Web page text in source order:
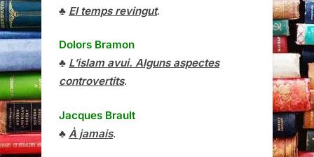
♣ El temps revingut.
Dolors Bramon
♣ L’islam avui. Alguns aspectes
controvertits.
Jacques Brault
♣ À jamais.